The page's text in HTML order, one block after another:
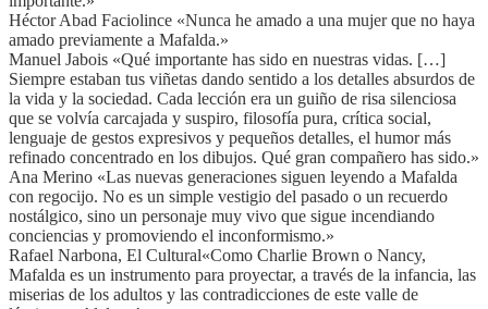
Héctor Abad Faciolince «Nunca he amado a una mujer que no haya
amado previamente a Mafalda.»
Manuel Jabois «Qué importante has sido en nuestras vidas. […]
Siempre estaban tus viñetas dando sentido a los detalles absurdos de
la vida y la sociedad. Cada lección era un guiño de risa silenciosa
que se volvía carcajada y suspiro, filosofía pura, crítica social,
lenguaje de gestos expresivos y pequeños detalles, el humor más
refinado concentrado en los dibujos. Qué gran compañero has sido.»
Ana Merino «Las nuevas generaciones siguen leyendo a Mafalda
con regocijo. No es un simple vestigio del pasado o un recuerdo
nostálgico, sino un personaje muy vivo que sigue incendiando
conciencias y promoviendo el inconformismo.»
Rafael Narbona, El Cultural«Como Charlie Brown o Nancy,
Mafalda es un instrumento para proyectar, a través de la infancia, las
miserias de los adultos y las contradicciones de este valle de